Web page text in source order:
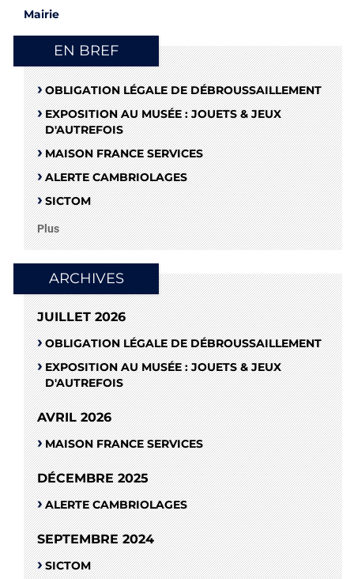
Mairie
EN BREF
OBLIGATION LÉGALE DE DÉBROUSSAILLEMENT
EXPOSITION AU MUSÉE : JOUETS & JEUX
D'AUTREFOIS
MAISON FRANCE SERVICES
ALERTE CAMBRIOLAGES
SICTOM
Plus
ARCHIVES
JUILLET 2026
OBLIGATION LÉGALE DE DÉBROUSSAILLEMENT
EXPOSITION AU MUSÉE : JOUETS & JEUX
D'AUTREFOIS
AVRIL 2026
MAISON FRANCE SERVICES
DÉCEMBRE 2025
ALERTE CAMBRIOLAGES
SEPTEMBRE 2024
SICTOM